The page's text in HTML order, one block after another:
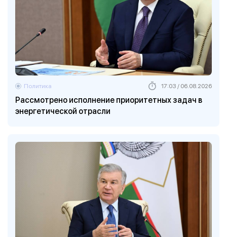
Рассмотрено исполнение приоритетных задач в
энергетической отрасли
Политика 17:03 / 06.08.2026